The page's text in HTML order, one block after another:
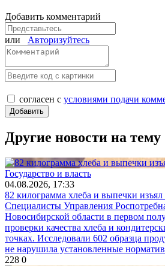
Добавить комментарий
или Авторизуйтесь
согласен с условиями подачи
Другие новости на тему
Государство и власть
04.08.2026, 17:33
82 килограмма хлеба и выпечки изъял
Специалисты Управления
Новосибирской области в первом
проверки качества хлеба и
точках. Исследовали 602 образца
не нарушила установленные
228 0